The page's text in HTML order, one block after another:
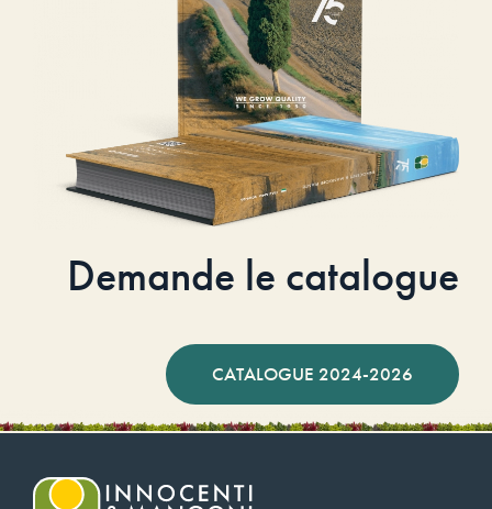
Demande le catalogue
CATALOGUE 2024-2026